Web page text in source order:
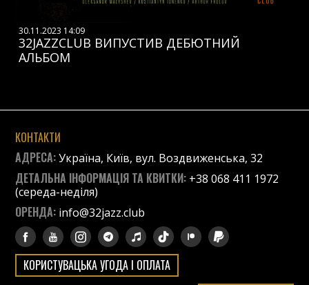
30.11.2023 14:09
32JAZZCLUB ВИПУСТИВ ДЕБЮТНИЙ
АЛЬБОМ
КОНТАКТИ
АДРЕСА:Україна, Київ, вул. Воздвиженська, 32
ДЕТАЛЬНА ІНФОРМАЦІЯ ТА КВИТКИ: +38 068 411 1972
(середа-неділя)
ОРЕНДА: info@32jazz.club
КОРИСТУВАЦЬКА УГОДА І ОПЛАТА